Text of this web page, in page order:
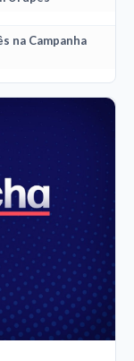
na Campanha